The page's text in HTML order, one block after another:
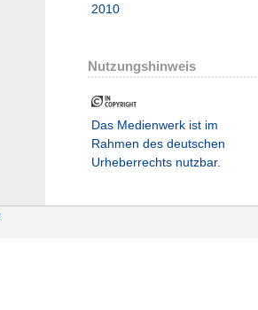
2010
Nutzungshinweis
Das Medienwerk ist im
Rahmen des deutschen
Urheberrechts nutzbar.